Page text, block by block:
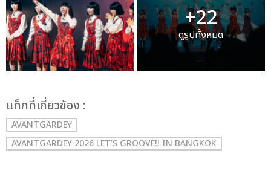
+22
ดูรูปทั้งหมด
เเท็กที่เกี่ยวข้อง :
AVANTGARDEY
AVANTGARDEY 2026 LET’S GROOVE!! IN BANGKOK